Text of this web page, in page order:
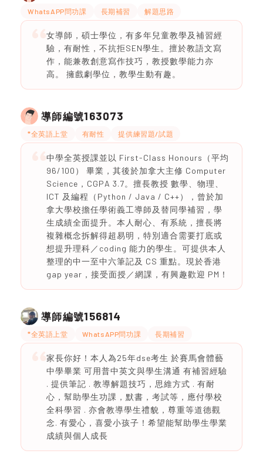
WhatsAPP問功課 長期補習 解題思路
女導師，碩士學位，有多年兒童教學及補習經
驗，有耐性，不抗拒SEN學生。擅於教語文寫
作，能兼教創意寫作技巧，教授數學能力亦
高。 擁戲劇學位，教學生動有趣。
導師編號163073
*全英語上堂 有耐性 提供練習題/試題
中學全英授課並以 First-Class Honours（平均
96/100） 畢業，其後於加拿大主修 Computer
Science，CGPA 3.7。擅長教授 數學、物理、
ICT 及編程（Python / Java / C++），曾於加
拿大學校擔任學術義工導師及替同學補習，學
生成績全面提升。本人耐心、有系統，擅長將
複雜概念拆解得超易明，特別適合需要打底或
想提升理科／coding 能力的學生。可提供本人
整理的中一至中六筆記及 CS 重點。現於香港
gap year，接受面授／網課，有興趣歡迎 PM！
導師編號156814
*全英語上堂 WhatsAPP問功課 長期補習
家長你好！本人為25年dse考生 於賽馬會體藝
中學畢業 可用普中英文與學生溝通 有補習經驗
. 提供筆記 . 教導解題技巧，思維方式 . 有耐
心，幫助學生功課，默書，考試等，應付學校
全科學習 . 亦會教導學生禮貌，尊重等道德觀
念. 有愛心，喜愛小孩子！希望能幫助學生學業
成績與個人成長